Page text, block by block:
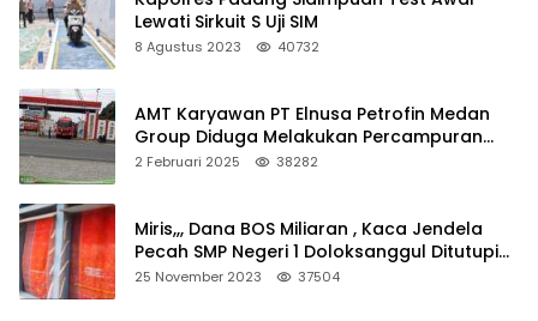
Lewati Sirkuit S Uji SIM
8 Agustus 2023 40732
AMT Karyawan PT Elnusa Petrofin Medan
Group Diduga Melakukan Percampuran
BBM Subsidi Milik Retail PT Pertamina Patra
2 Februari 2025 38282
Miris,,, Dana BOS Miliaran , Kaca Jendela
Pecah SMP Negeri 1 Doloksanggul Ditutupi
Dengan Ulos
25 November 2023 37504